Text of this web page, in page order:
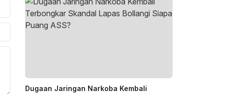
Dugaan Jaringan Narkoba Kembali